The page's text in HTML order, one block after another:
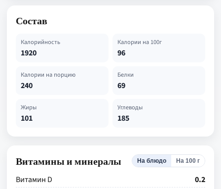
Состав
Калорийность
1920
Калории на 100г
96
Калории на порцию
240
Белки
69
Жиры
101
Углеводы
185
Витамины и минералы На блюдо На 100 г
Витамин D
0.2